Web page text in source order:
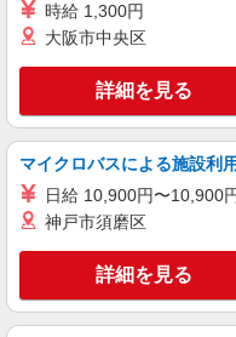
キープ
株式会社kotrio /●YK-H-
3〜×残業
時給
横浜
キープ
時給 1,300円
大阪市中央区
詳細を見る
マイクロバスによる施設利
日給 10,900円〜10,900
神戸市須磨区
詳細を見る